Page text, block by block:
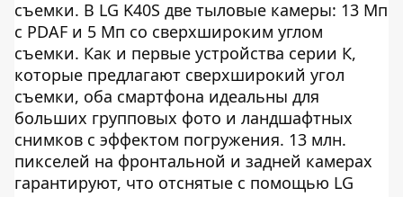
съемки. В LG K40S две тыловые камеры: 13 Мп
с PDAF и 5 Мп со сверхшироким углом
съемки. Как и первые устройства серии К,
которые предлагают сверхширокий угол
съемки, оба смартфона идеальны для
больших групповых фото и ландшафтных
снимков с эффектом погружения. 13 млн.
пикселей на фронтальной и задней камерах
гарантируют, что отснятые с помощью LG